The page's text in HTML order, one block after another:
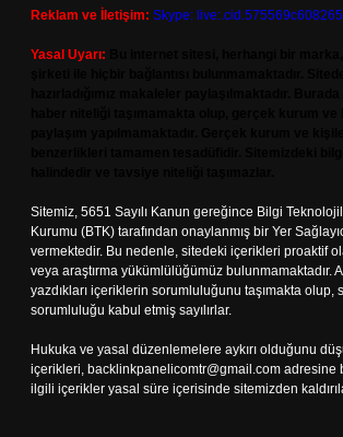
Reklam ve İletişim: Skype:
Yasal Uyarı:
Sitemiz, 5651 Sayılı Kanun gereğince Bilgi
Kurumu (BTK) tarafından onaylanmış bir Yer
vermektedir. Bu nedenle, sitedeki içerikleri proaktif
veya araştırma yükümlülüğümüz bulunmamaktadır.
yazdıkları içeriklerin sorumluluğunu taşımakta olup,
sorumluluğu kabul etmiş sayılırlar.
Hukuka ve yasal düzenlemelere aykırı olduğunu
içerikleri, backlinkpanelicomtr@gmail.com adresine
ilgili içerikler yasal süre içerisinde sitemizden